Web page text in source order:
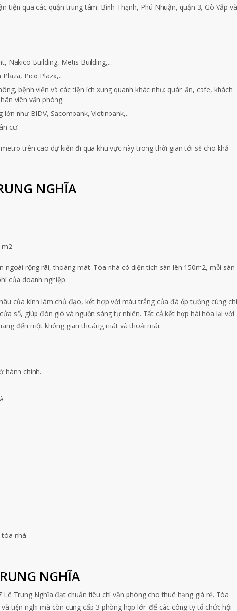
tiện qua các quận trung tâm: Bình Thạnh, Phú Nhuận, quận 3, Gò Vấp và
Nakico Building, Metis Building,…
Pico Plaza,..
bệnh viện và các tiện ích xung quanh khác như: quán ăn, cafe, khách
viên văn phòng.
như BIDV, Sacombank, Vietinbank,..
cư.
trên cao dự kiến đi qua khu vực này trong thời gian tới sẽ cho khả
NGHĨA
m2
ngoài rộng rãi, thoáng mát. Tòa nhà có diện tích sàn lên 150m2, mỗi sàn
của doanh nghiệp.
của kính làm chủ đạo, kết hợp với màu trắng của đá ốp tường cùng chi
sổ, giúp đón gió và nguồn sáng tự nhiên. Tất cả kết hợp hài hòa lại với
đến một không gian thoáng mát và thoải mái.
hành chính.
nhà.
NGHĨA
Trung Nghĩa đạt chuẩn tiêu chí văn phòng cho thuê hạng giá rẻ. Tòa
tiện nghi mà còn cung cấp 3 phòng họp lớn để các công ty tổ chức hội